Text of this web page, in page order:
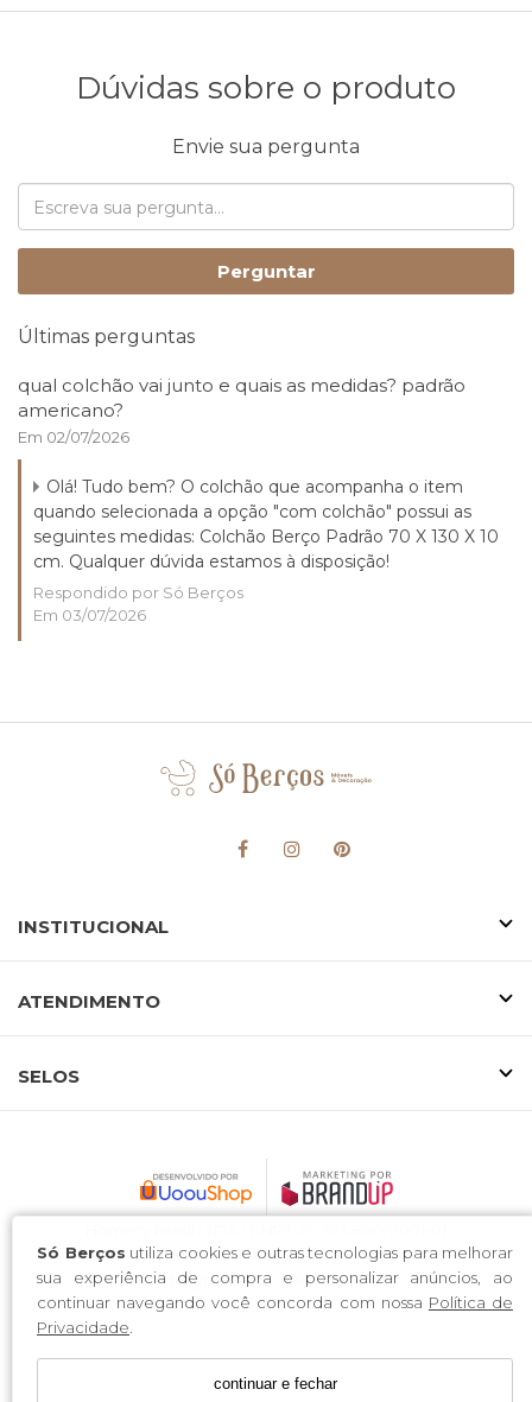
Só Berços utiliza cookies e outras tecnologias para melhorar
sua experiência de compra e personalizar anúncios, ao
continuar navegando você concorda com nossa Política de
Privacidade
continuar e fechar
Dúvidas sobre o produto
Envie sua pergunta
Perguntar
Últimas perguntas
qual colchão vai junto e quais as medidas? padrão
americano?
Em 02/07/2026
Olá! Tudo bem? O colchão que acompanha o item
quando selecionada a opção "com colchão" possui as
seguintes medidas: Colchão Berço Padrão 70 X 130 X 10
cm. Qualquer dúvida estamos à disposição!
Respondido por Só Berços
Em 03/07/2026
INSTITUCIONAL
ATENDIMENTO
SELOS
Endereço: R. Francisco Alves de Lima, 85 - Industrial Sul, Rio
Negrinho - SC, 89295-726